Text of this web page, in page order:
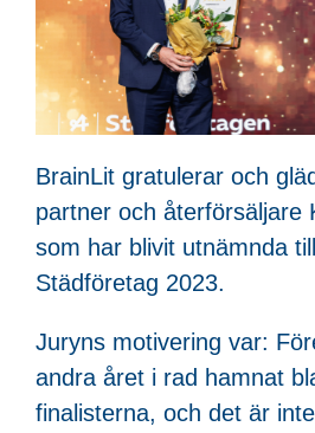
BrainLit gratulerar och
partner och återförsäljare
som har blivit utnämnda
Städföretag 2023.
Juryns motivering var:
andra året i rad hamnat
finalisterna, och det är